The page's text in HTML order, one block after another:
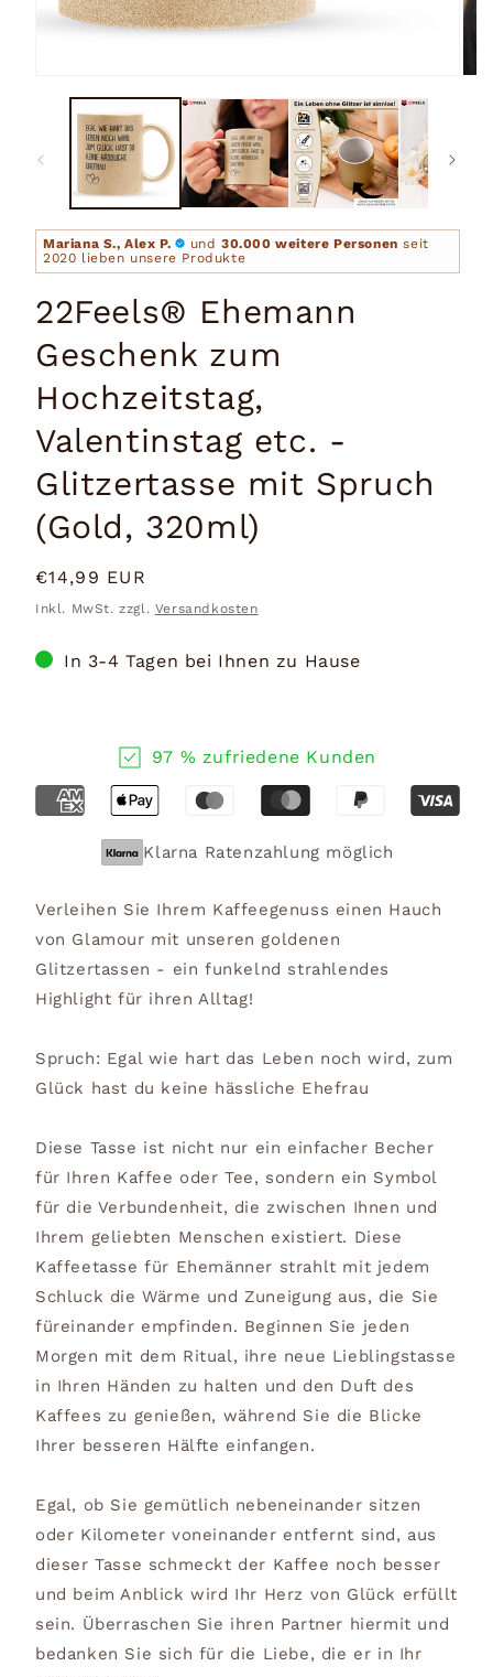
Mariana S., Alex P. und 30.000 weitere Personen seit
2020 lieben unsere Produkte
22Feels® Ehemann
Geschenk zum
Hochzeitstag,
Valentinstag etc. -
Glitzertasse mit Spruch
(Gold, 320ml)
Normaler
Preis
€14,99 EUR
Inkl. MwSt. zzgl. Versandkosten
In 3-4 Tagen bei Ihnen zu Hause
97 % zufriedene Kunden
Klarna Ratenzahlung möglich
Verleihen Sie Ihrem Kaffeegenuss einen Hauch
von Glamour mit unseren goldenen
Glitzertassen - ein funkelnd strahlendes
Highlight für ihren Alltag!
Spruch: Egal wie hart das Leben noch wird, zum
Glück hast du keine hässliche Ehefrau
Diese Tasse ist nicht nur ein einfacher Becher
für Ihren Kaffee oder Tee, sondern ein Symbol
für die Verbundenheit, die zwischen Ihnen und
Ihrem geliebten Menschen existiert. Diese
Kaffeetasse für Ehemänner strahlt mit jedem
Schluck die Wärme und Zuneigung aus, die Sie
füreinander empfinden. Beginnen Sie jeden
Morgen mit dem Ritual, ihre neue Lieblingstasse
in Ihren Händen zu halten und den Duft des
Kaffees zu genießen, während Sie die Blicke
Ihrer besseren Hälfte einfangen.
Egal, ob Sie gemütlich nebeneinander sitzen
oder Kilometer voneinander entfernt sind, aus
dieser Tasse schmeckt der Kaffee noch besser
und beim Anblick wird Ihr Herz von Glück erfüllt
sein. Überraschen Sie ihren Partner hiermit und
bedanken Sie sich für die Liebe, die er in Ihr